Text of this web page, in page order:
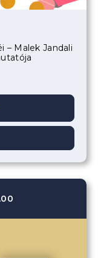
– Malek Jandali